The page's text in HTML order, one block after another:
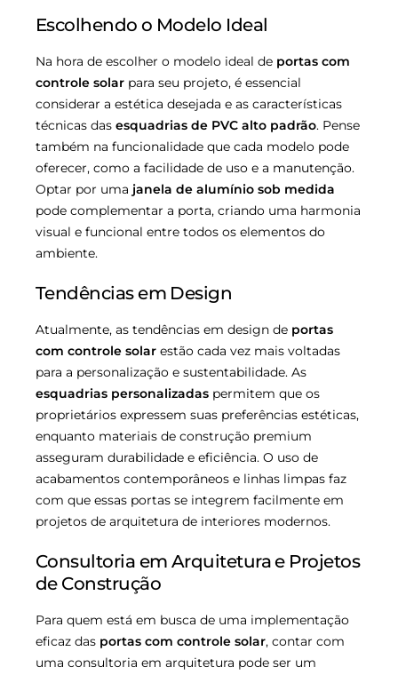
Escolhendo o Modelo Ideal
Na hora de escolher o modelo ideal de portas com
controle solar para seu projeto, é essencial
considerar a estética desejada e as características
técnicas das esquadrias de PVC alto padrão. Pense
também na funcionalidade que cada modelo pode
oferecer, como a facilidade de uso e a manutenção.
Optar por uma janela de alumínio sob medida
pode complementar a porta, criando uma harmonia
visual e funcional entre todos os elementos do
ambiente.
Tendências em Design
Atualmente, as tendências em design de portas
com controle solar estão cada vez mais voltadas
para a personalização e sustentabilidade. As
esquadrias personalizadas permitem que os
proprietários expressem suas preferências estéticas,
enquanto materiais de construção premium
asseguram durabilidade e eficiência. O uso de
acabamentos contemporâneos e linhas limpas faz
com que essas portas se integrem facilmente em
projetos de arquitetura de interiores modernos.
Consultoria em Arquitetura e Projetos
de Construção
Para quem está em busca de uma implementação
eficaz das portas com controle solar, contar com
uma consultoria em arquitetura pode ser um